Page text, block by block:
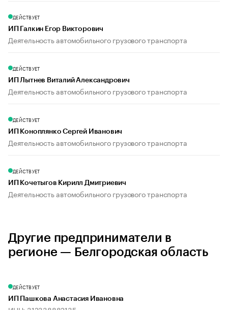
ДЕЙСТВУЕТ
ИП Галкин Егор Викторович
Деятельность автомобильного грузового транспорта
ДЕЙСТВУЕТ
ИП Лытнев Виталий Александрович
Деятельность автомобильного грузового транспорта
ДЕЙСТВУЕТ
ИП Коноплянко Сергей Иванович
Деятельность автомобильного грузового транспорта
ДЕЙСТВУЕТ
ИП Кочетыгов Кирилл Дмитриевич
Деятельность автомобильного грузового транспорта
Другие предприниматели в
регионе — Белгородская область
ДЕЙСТВУЕТ
ИП Пашкова Анастасия Ивановна